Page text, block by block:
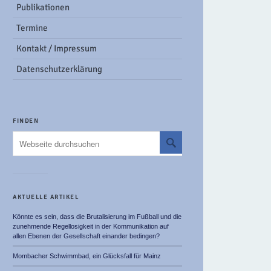
Publikationen
Termine
Kontakt / Impressum
Datenschutzerklärung
FINDEN
AKTUELLE ARTIKEL
Könnte es sein, dass die Brutalisierung im Fußball und die
zunehmende Regellosigkeit in der Kommunikation auf
allen Ebenen der Gesellschaft einander bedingen?
Mombacher Schwimmbad, ein Glücksfall für Mainz